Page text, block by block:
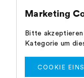
Marketing
Bitte
Kategorie um
COOKIE